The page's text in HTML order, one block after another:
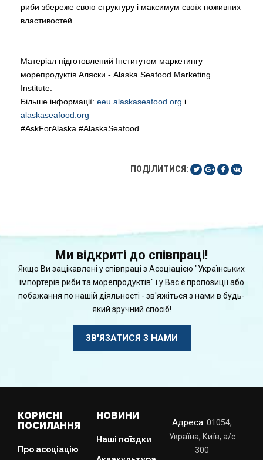
риби збереже свою структуру і максимум своїх поживних
властивостей.
Матеріал підготовлений Інститутом маркетингу
морепродуктів Аляски - Alaska Seafood Marketing
Institute.
Більше інформації: eeu.alaskaseafood.org і
alaskaseafood.org
#AskForAlaska #AlaskaSeafood
ПОДІЛИТИСЯ:
Ми відкриті до співпраці!
Якщо Ви зацікавлені у співпраці з Асоціацією "Українських
імпортерів риби та морепродуктів" і у Вас є пропозиції або
побажання по нашій діяльності - зв'яжіться з нами в будь-
який зручний спосіб!
ЗВ'ЯЗАТИСЯ З НАМИ
КОРИСНІ
ПОСИЛАННЯ
Про асоціацію
НОВИНИ
Наші поїздки
Адреса: 01054,
Україна, Київ, а/с
300